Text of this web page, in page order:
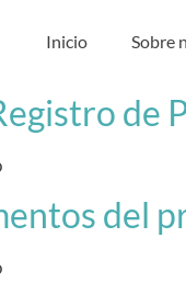
Inicio Sobre
de
del